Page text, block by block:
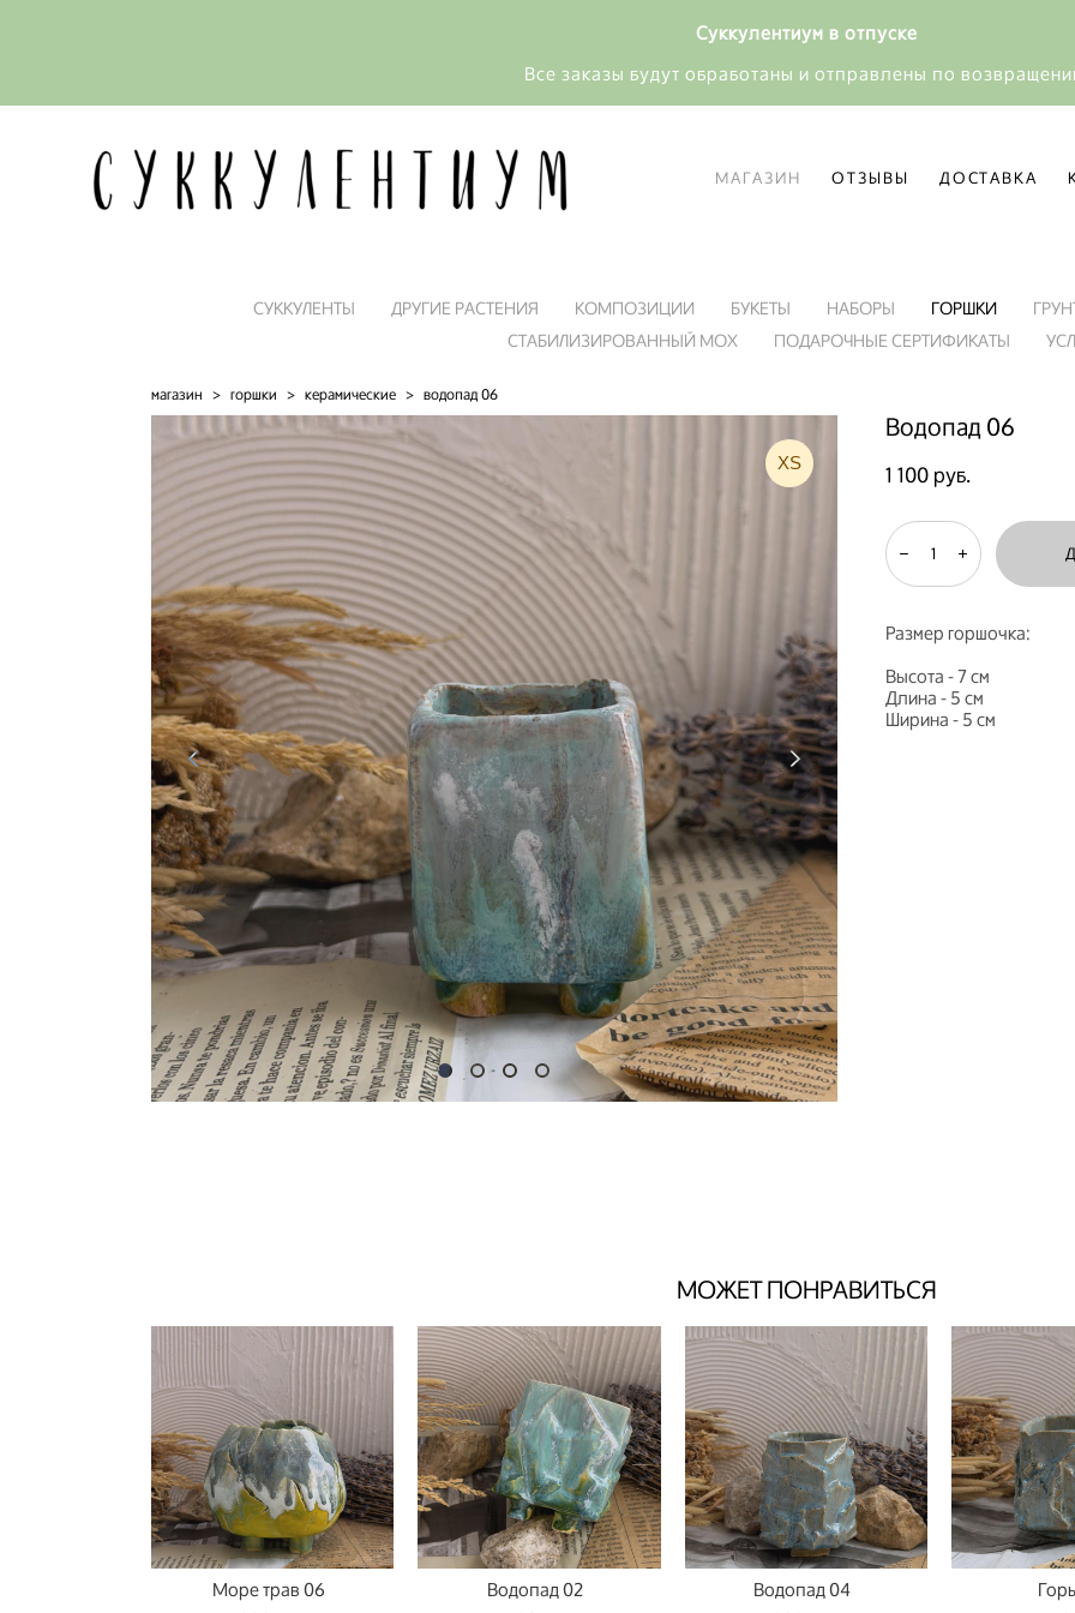
Суккулентиум в отпуске
Все заказы будут обработаны и отправлены по
МАГАЗИН ОТЗЫВЫ ДОСТАВКА
МАГАЗИН ОТЗЫВЫ ДОСТАВКА
СУККУЛЕНТЫ ДРУГИЕ РАСТЕНИЯ КОМПОЗИЦИИ БУКЕТЫ НАБОРЫ ГОРШКИ
СТАБИЛИЗИРОВАННЫЙ МОХ
ПОДАРОЧНЫЕ СЕРТИФИКАТЫ
магазин > горшки > керамические > водопад 06
XS
Водопад 06
1 100 pуб.
Размер горшочка:
Высота - 7 см
Длина - 5 см
Ширина - 5 см
МОЖЕТ ПОНРАВИТЬСЯ
Море трав 06
Водопад 02
Водопад 04